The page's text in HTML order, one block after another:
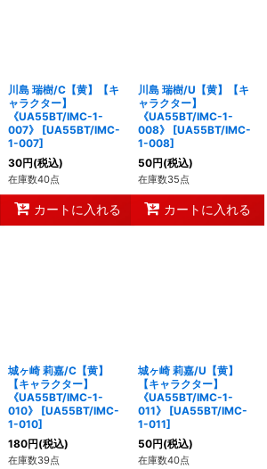
川島 瑞樹/C【黄】【キ
ャラクター】
《UA55BT/IMC-1-
007》
[UA55BT/IMC-
1-007]
30円(税込)
在庫数40点
カートに入れる
川島 瑞樹/U【黄】【キ
ャラクター】
《UA55BT/IMC-1-
008》
[UA55BT/IMC-
1-008]
50円(税込)
在庫数35点
カートに入れる
城ヶ崎 莉嘉/C【黄】
【キャラクター】
《UA55BT/IMC-1-
010》
[UA55BT/IMC-
1-010]
180円(税込)
在庫数39点
城ヶ崎 莉嘉/U【黄】
【キャラクター】
《UA55BT/IMC-1-
011》
[UA55BT/IMC-
1-011]
50円(税込)
在庫数40点